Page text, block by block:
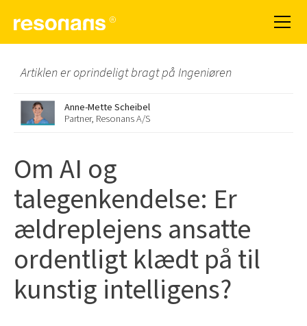
Artiklen er oprindeligt bragt på Ingeniøren
Anne-Mette Scheibel
Partner, Resonans A/S
Om AI og
talegenkendelse: Er
ældreplejens ansatte
ordentligt klædt på til
kunstig intelligens?